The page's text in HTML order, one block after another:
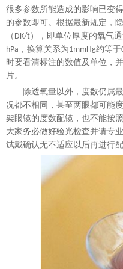
很多参数所能造成的影响已变
的参数即可。根据最新规定，
（ DK/t），即单位厚度的氧气
hPa ，换算关系为1mmHg约等于
时要看清标注的数值及单位，
片。
除透氧量以外，度数仍属
况都不相同，甚至两眼都可能
架眼镜的度数配镜，也不能按
大家务必做好验光检查并请专
试戴确认无不适应以后再进行配